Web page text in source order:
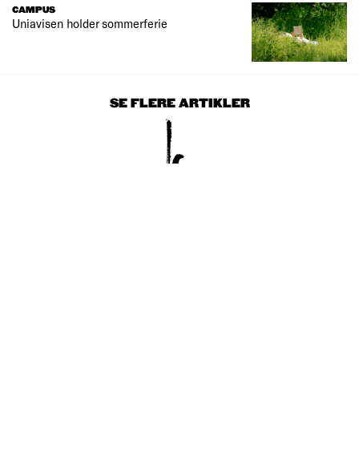
CAMPUS
Uniavisen holder sommerferie
SE FLERE ARTIKLER